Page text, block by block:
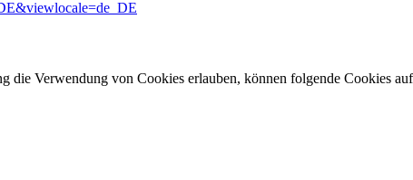
Verwendung von Cookies erlauben, können folgende Cookies